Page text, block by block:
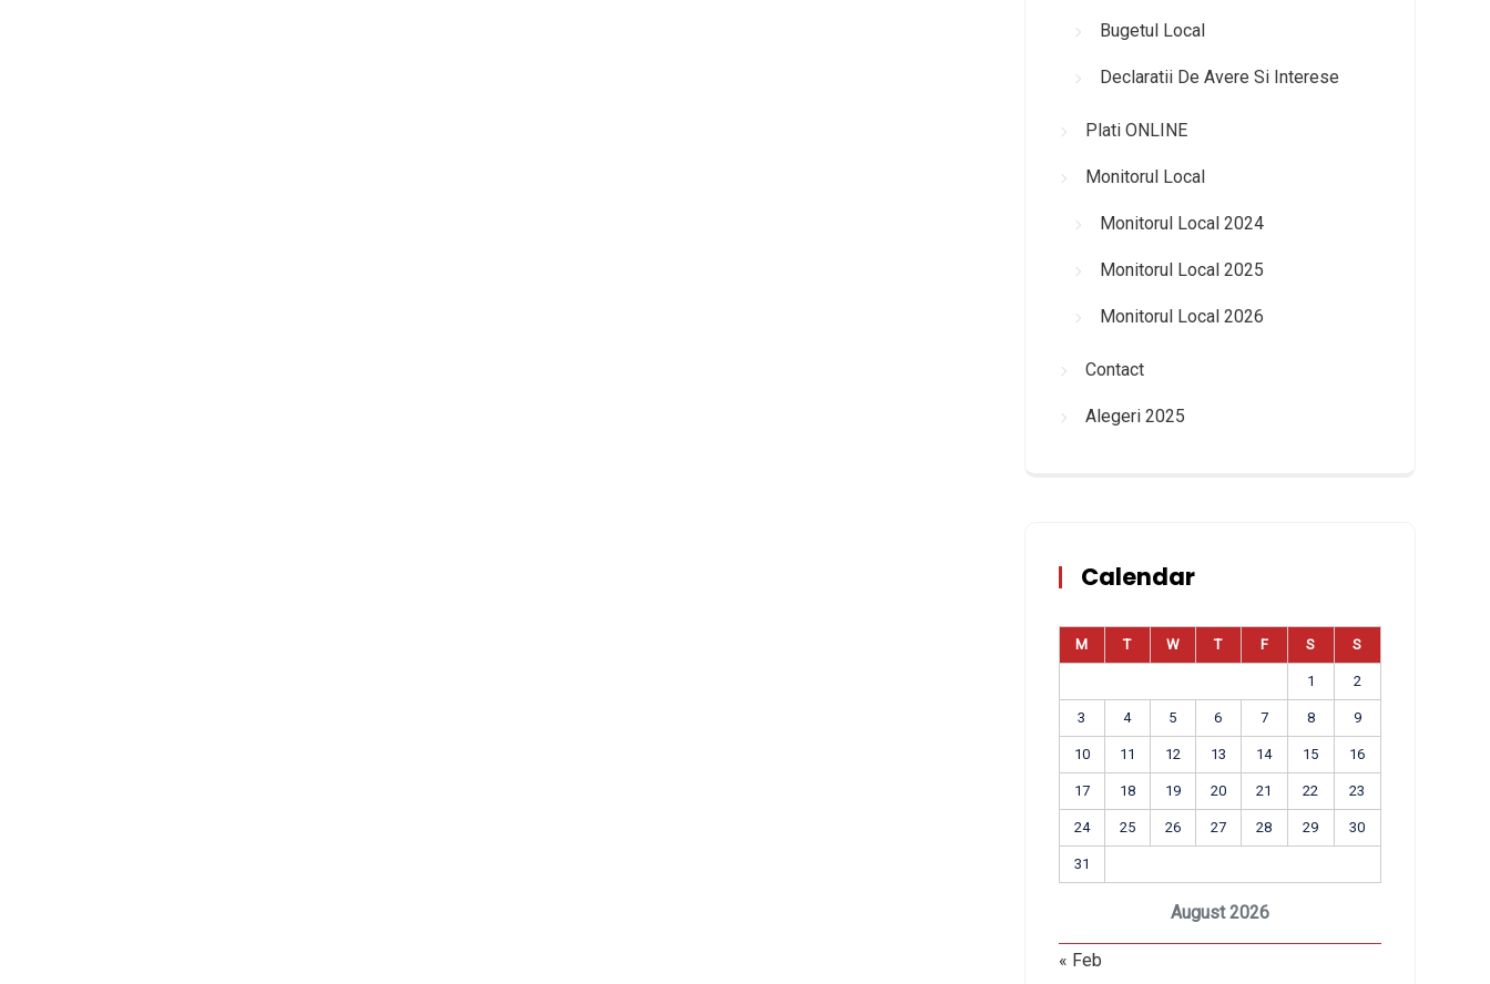
Bugetul Local
Declaratii De Avere Si Interese
Plati ONLINE
Monitorul Local
Monitorul Local 2024
Monitorul Local 2025
Monitorul Local 2026
Contact
Alegeri 2025
Calendar
August 2026
M T W T F S S
1 2
3 4 5 6 7 8 9
10 11 12 13 14 15 16
17 18 19 20 21 22 23
24 25 26 27 28 29 30
31
« Feb